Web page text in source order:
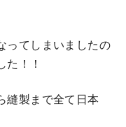
ってしまいましたの
！！
縫製まで全て日本